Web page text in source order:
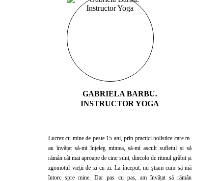
GABRIELA BARBU.
INSTRUCTOR YOGA
Lucrez cu mine de peste 15 ani, prin practici holistice care m-
au învățat să-mi înțeleg mintea, să-mi ascult sufletul și să
rămân cât mai aproape de cine sunt, dincolo de ritmul grăbit și
zgomotul vieții de zi cu zi. La început, nu știam cum să mă
întorc spre mine. Dar pas cu pas, am învățat să rămân